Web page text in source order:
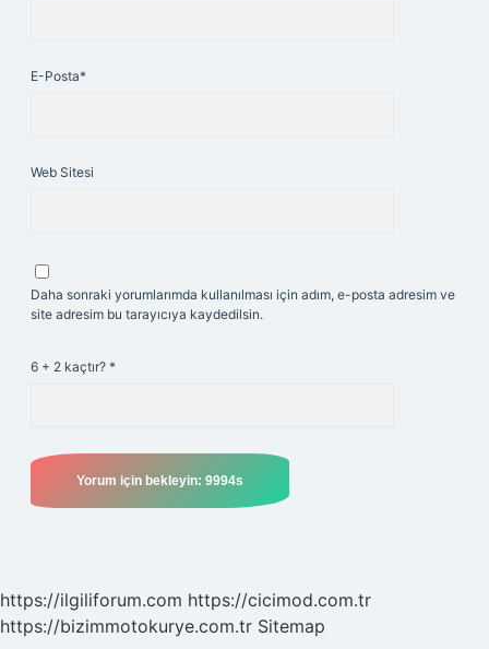
E-Posta*
Web Sitesi
Daha sonraki yorumlarımda kullanılması için adım, e-posta adresim ve
site adresim bu tarayıcıya kaydedilsin.
6 + 2 kaçtır? *
https://ilgiliforum.com https://cicimod.com.tr
https://bizimmotokurye.com.tr Sitemap